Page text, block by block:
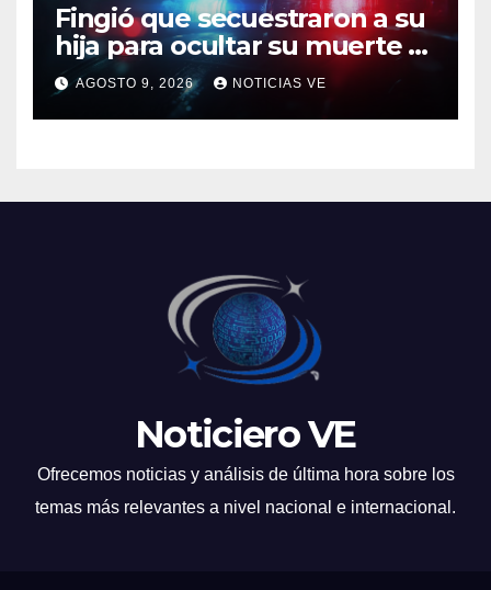
Fingió que secuestraron a su
hija para ocultar su muerte y
así la policía descubrió el
engaño
AGOSTO 9, 2026 NOTICIAS VE
Noticiero VE
Ofrecemos noticias y análisis de última hora sobre los
temas más relevantes a nivel nacional e internacional.